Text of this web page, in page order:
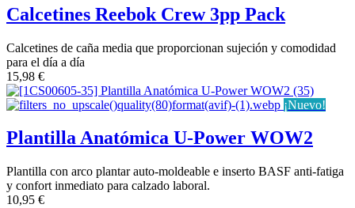
Calcetines Reebok Crew 3pp Pack
Calcetines de caña media que proporcionan sujeción y comodidad
para el día a día
15,98 €
¡Nuevo!
Plantilla Anatómica U-Power WOW2
Plantilla con arco plantar auto-moldeable e inserto BASF anti-fatiga
y confort inmediato para calzado laboral.
10,95 €